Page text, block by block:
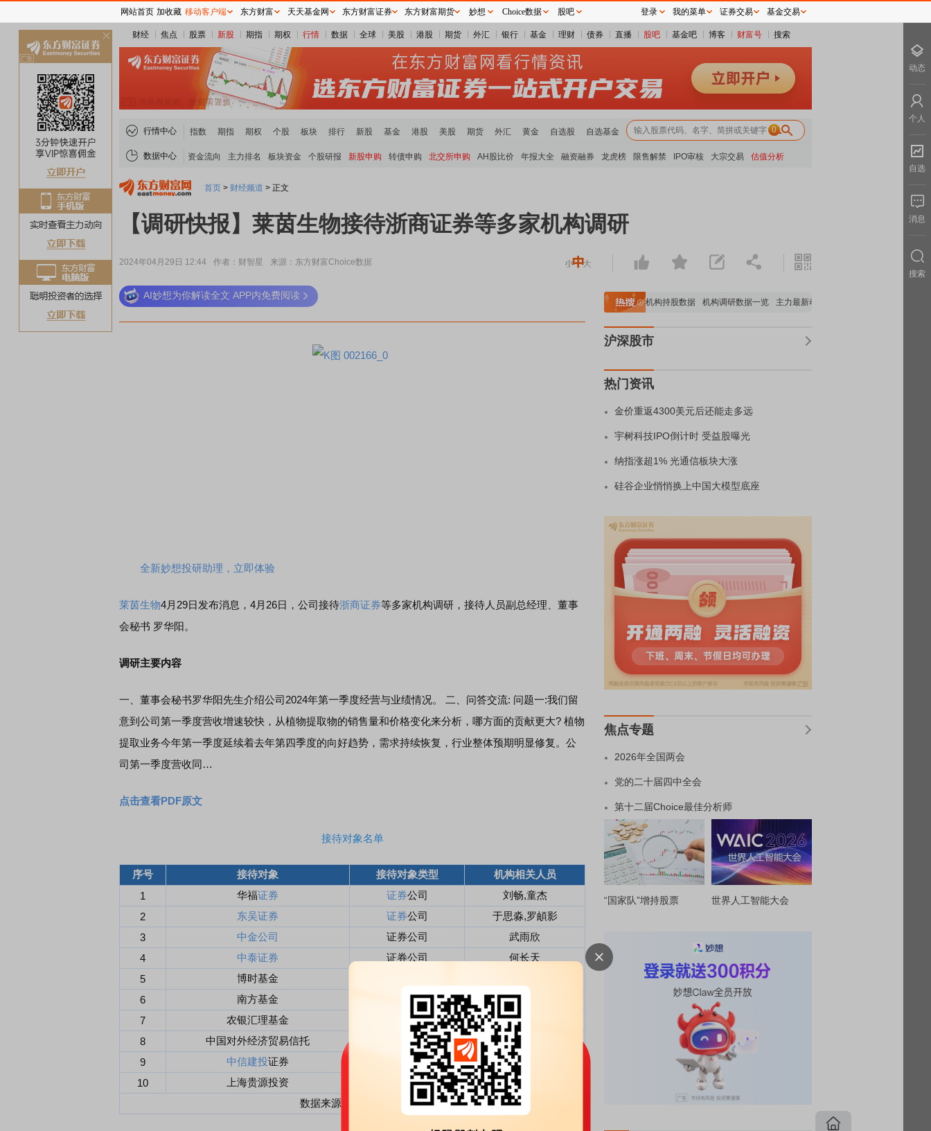
财经 焦点 股票 新股 期指 期权 行情 数据 全球 美股 港股 期货 外汇 银行 基金 理财 债券 直播 股吧 基金吧 博客 财富号 搜索
行情中心 指数 期指 期权 个股 板块 排行 新股 基金 港股 美股 期货 外汇 黄金 自选股 自选基金 0
数据中心 资金流向 主力排名 板块资金 个股研报 新股申购 转债申购 北交所申购 AH股比价 年报大全 融资融券 龙虎榜 限售解禁 IPO审核 大宗交易 估值分析
首页 > 财经频道 > 正文
【调研快报】莱茵生物接待浙商证券等多家机构调研
2024年04月29日 12:44 作者：财智星 来源：东方财富Choice数据
AI妙想为你解读全文 APP内免费阅读
全新妙想投研助理，立即体验
莱茵生物4月29日发布消息，4月26日，公司接待浙商证券等多家机构调研，接待人员副总经理、董事
会秘书 罗华阳。
调研主要内容
一、董事会秘书罗华阳先生介绍公司2024年第一季度经营与业绩情况。 二、问答交流: 问题一:我们留
意到公司第一季度营收增速较快，从植物提取物的销售量和价格变化来分析，哪方面的贡献更大? 植物
提取业务今年第一季度延续着去年第四季度的向好趋势，需求持续恢复，行业整体预期明显修复。公
司第一季度营收同…
点击查看PDF原文
接待对象名单
序号 接待对象 接待对象类型
机构相关人员
1
华福证券 证券公司
刘畅,童杰
2
东吴证券 证券公司
于思淼,罗頔影
3
中金公司 证券公司
武雨欣
4
中泰证券 证券公司
何长天
5
博时基金
6
南方基金 基金管理公司
李榴心
7
农银汇理基金 基金管理公司
仲恒
8
中国对外经济贸易信托 信托公司
蒋海
9
中信建投证券 证券公司
刘岚
10
上海贵源投资 投资公司
赖正健
数据来源：Choice数据
稀土板块领涨 A股估值分析全览 重要机构持股数据 机构调研数据一览 主力最新动向
沪深股市
热门资讯
金价重返4300美元后还能走多远
宇树科技IPO倒计时 受益股曝光
纳指涨超1% 光通信板块大涨
硅谷企业悄悄换上中国大模型底座
焦点专题
2026年全国两会
党的二十届四中全会
第十二届Choice最佳分析师
“国家队”增持股票 世界人工智能大会
网站首页 加收藏 移动客户端 东方财富 天天基金网 东方财富证券 东方财富期货 妙想 Choice数据 股吧 登录 我的菜单 证券交易 基金交易
动态
个人
自选
消息
搜索
关